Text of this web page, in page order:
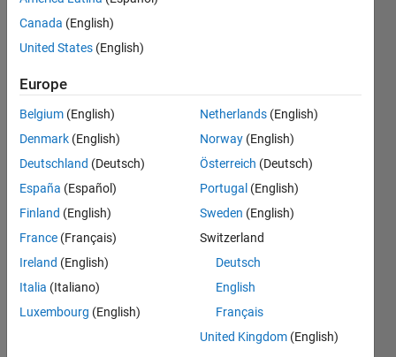
ル​タを
かけて
たい - フ
ィルタ
除去＆
オーデ
ィオ出
力の方
法
tazaki
ush
Canada (English)
United States (English)
Europe
Belgium (English)
Denmark (English)
Deutschland (Deutsch)
España (Español)
Finland (English)
France (Français)
Ireland (English)
Italia (Italiano)
Luxembourg (English)
Netherlands (English)
Norway (English)
Österreich (Deutsch)
Portugal (English)
Sweden (English)
Switzerland
Deutsch
English
Français
United Kingdom (English)